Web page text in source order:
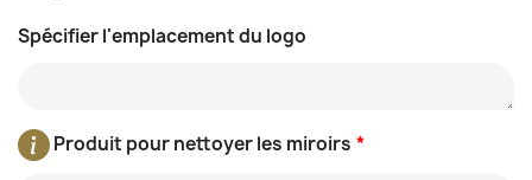
Spécifier l'emplacement du logo
*
Produit pour nettoyer les miroirs